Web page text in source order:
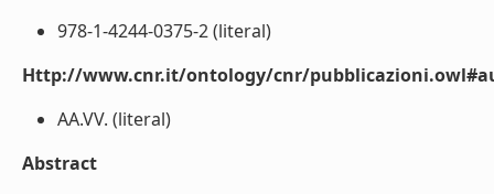
978-1-4244-0375-2 (literal)
Http://www.cnr.it/ontology/cnr/
AA.VV. (literal)
Abstract